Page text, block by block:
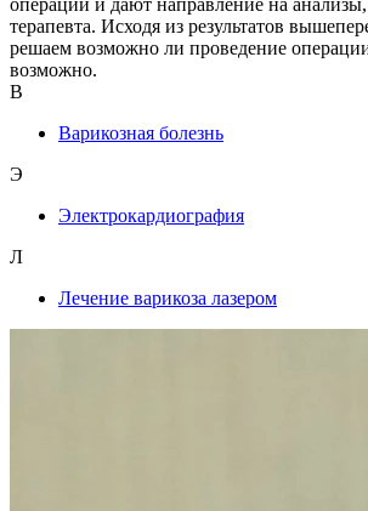
терапевта. Исходя из результатов
решаем возможно ли проведение
возможно.
В
Варикозная болезнь
Э
Электрокардиография
Л
Лечение варикоза лазером